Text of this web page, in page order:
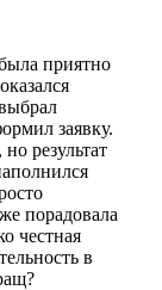
приятно
заявку.
результат
порадовала
честная
в